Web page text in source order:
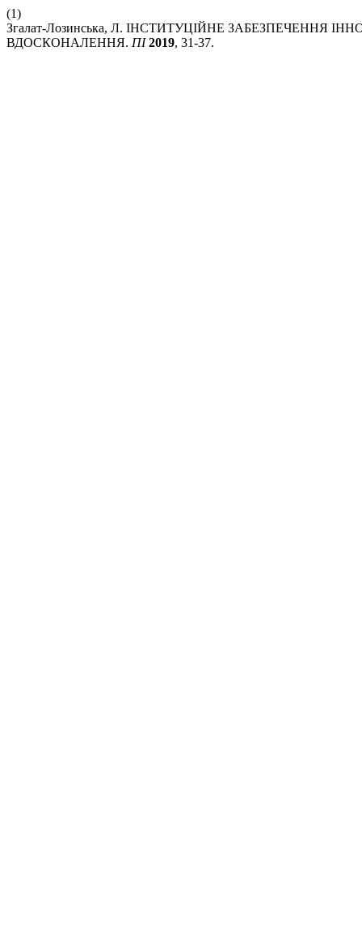
(1)
Згалат-Лозинська, Л. ІНСТИТУЦІЙНЕ ЗАБЕЗПЕЧЕННЯ
ВДОСКОНАЛЕННЯ. ПІ 2019, 31-37.